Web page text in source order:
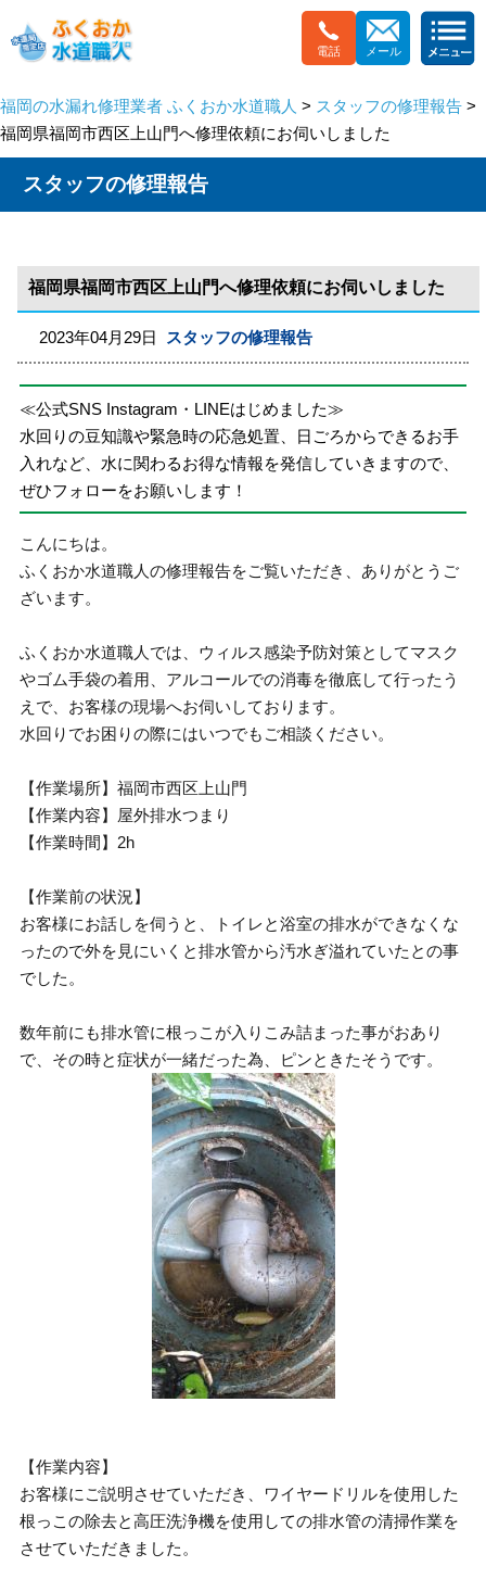
電話 メール
福岡の水漏れ修理業者 ふくおか水道職人 > スタッフの修理報告 >
福岡県福岡市西区上山門へ修理依頼にお伺いしました
スタッフの修理報告
福岡県福岡市西区上山門へ修理依頼にお伺いしました
2023年04月29日 スタッフの修理報告
≪公式SNS Instagram・LINEはじめました≫
水回りの豆知識や緊急時の応急処置、日ごろからできるお手
入れなど、水に関わるお得な情報を発信していきますので、
ぜひフォローをお願いします！
こんにちは。
ふくおか水道職人の修理報告をご覧いただき、ありがとうご
ざいます。
ふくおか水道職人では、ウィルス感染予防対策としてマスク
やゴム手袋の着用、アルコールでの消毒を徹底して行ったう
えで、お客様の現場へお伺いしております。
水回りでお困りの際にはいつでもご相談ください。
【作業場所】福岡市西区上山門
【作業内容】屋外排水つまり
【作業時間】2h
【作業前の状況】
お客様にお話しを伺うと、トイレと浴室の排水ができなくな
ったので外を見にいくと排水管から汚水ぎ溢れていたとの事
でした。
数年前にも排水管に根っこが入りこみ詰まった事がおあり
で、その時と症状が一緒だった為、ピンときたそうです。
【作業内容】
お客様にご説明させていただき、ワイヤードリルを使用した
根っこの除去と高圧洗浄機を使用しての排水管の清掃作業を
させていただきました。